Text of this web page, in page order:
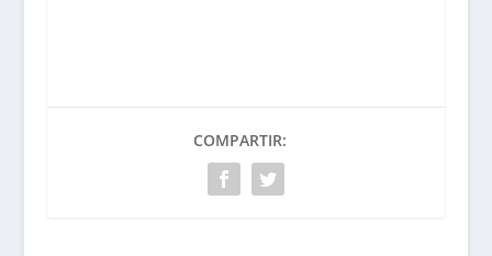
COMPARTIR: